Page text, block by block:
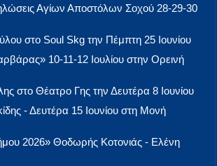
Αγίων Αποστόλων Σοχού 28-29-30
στο Soul Skg την Πέμπτη 25 Ιουνίου
10-11-12 Ιουλίου στην Ορεινή
στο Θέατρο Γης την Δευτέρα 8 Ιουνίου
- Δευτέρα 15 Ιουνίου στη Μονή
2026» Θοδωρής Κοτονιάς - Ελένη